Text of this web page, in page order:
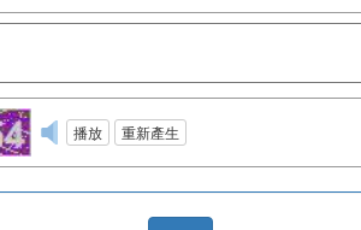
播放 重新產生